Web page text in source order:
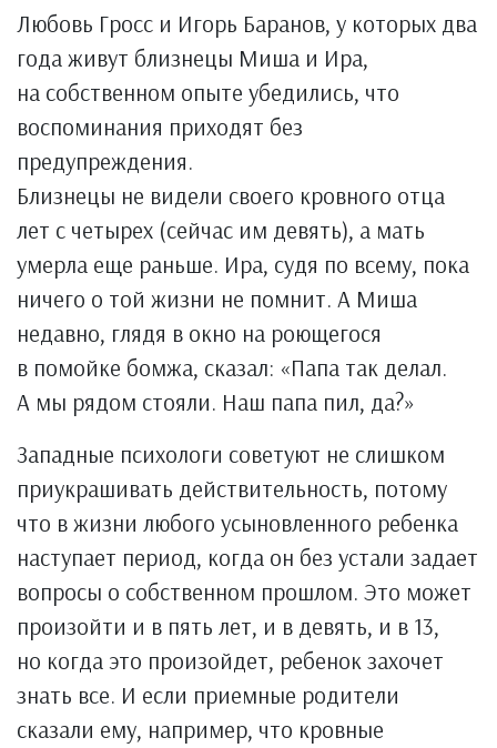
Любовь Гросс и Игорь Баранов, у которых два
года живут близнецы Миша и Ира,
на собственном опыте убедились, что
воспоминания приходят без
предупреждения.
Близнецы не видели своего кровного отца
лет с четырех (сейчас им девять), а мать
умерла еще раньше. Ира, судя по всему, пока
ничего о той жизни не помнит. А Миша
недавно, глядя в окно на роющегося
в помойке бомжа, сказал: «Папа так делал.
А мы рядом стояли. Наш папа пил, да?»
Западные психологи советуют не слишком
приукрашивать действительность, потому
что в жизни любого усыновленного ребенка
наступает период, когда он без устали задает
вопросы о собственном прошлом. Это может
произойти и в пять лет, и в девять, и в 13,
но когда это произойдет, ребенок захочет
знать все. И если приемные родители
сказали ему, например, что кровные